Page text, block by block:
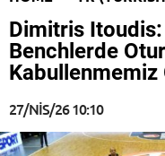
Dimitris
Benchlerde
Kabullenmemiz
27/NIS/26 10:10